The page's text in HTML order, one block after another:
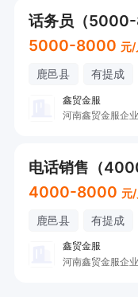
话务员（5000-
5000-8000 元/
鹿邑县 有提成
鑫贸金服
河南鑫贸金服企
4000-8000 元/
鹿邑县 有提成
鑫贸金服
河南鑫贸金服企